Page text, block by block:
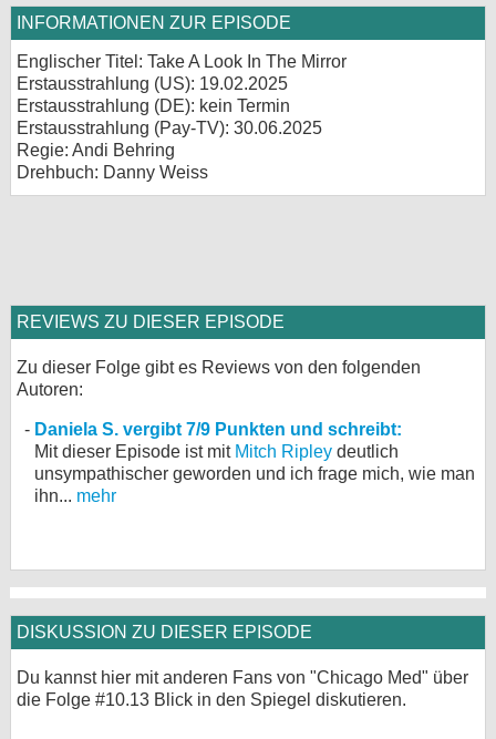
INFORMATIONEN ZUR EPISODE
Englischer Titel: Take A Look In The Mirror
Erstausstrahlung (US): 19.02.2025
Erstausstrahlung (DE): kein Termin
Erstausstrahlung (Pay-TV): 30.06.2025
Regie: Andi Behring
Drehbuch: Danny Weiss
REVIEWS ZU DIESER EPISODE
Zu dieser Folge gibt es Reviews von den folgenden
Autoren:
Daniela S. vergibt 7/9 Punkten und schreibt:
Mit dieser Episode ist mit Mitch Ripley deutlich
unsympathischer geworden und ich frage mich, wie man
ihn... mehr
DISKUSSION ZU DIESER EPISODE
Du kannst hier mit anderen Fans von "Chicago Med" über
die Folge #10.13 Blick in den Spiegel diskutieren.